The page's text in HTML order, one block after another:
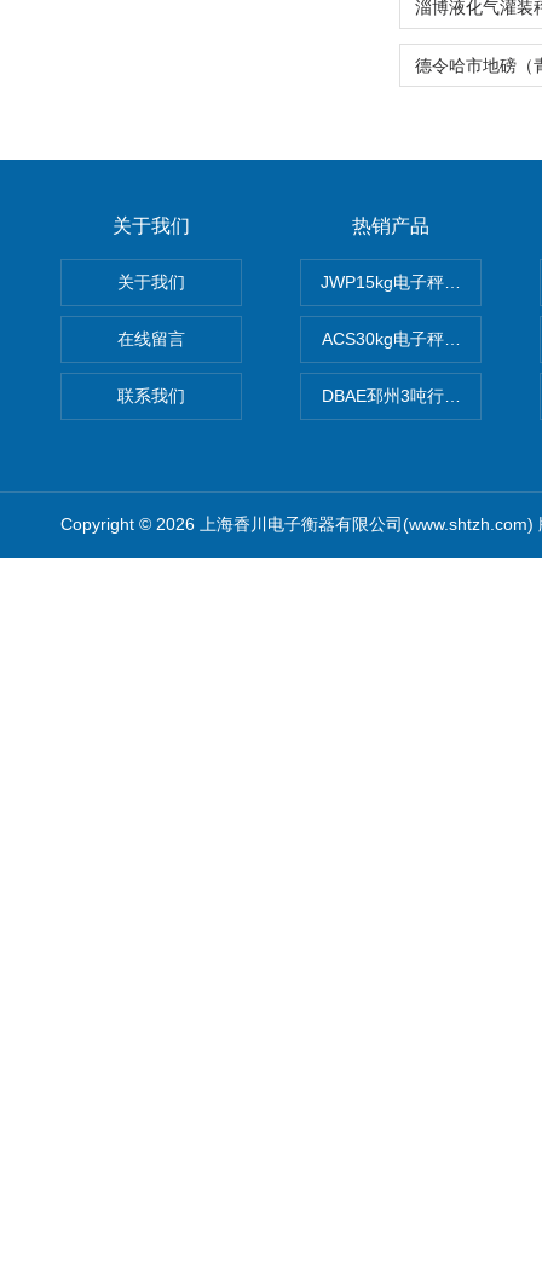
关于我们
关于我们
在线留言
联系我们
热销产品
JWP15kg电子秤价格,15公
ACS30kg电子秤价格,30公
DBAE邳州3吨行车电子吊秤
Copyright © 2026 上海香川电子衡器有限公司(www.shtzh.com)